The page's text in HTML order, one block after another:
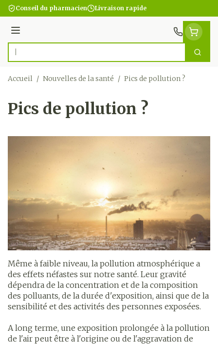
Aller au contenu
Conseil du pharmacien Livraison rapide
Menu
Rechercher
Accueil / Nouvelles de la santé / Pics de pollution ?
Pics de pollution ?
Même à faible niveau, la pollution atmosphérique a
des effets néfastes sur notre santé. Leur gravité
dépendra de la concentration et de la composition
des polluants, de la durée d'exposition, ainsi que de la
sensibilité et des activités des personnes exposées.
A long terme, une exposition prolongée à la pollution
de l'air peut être à l'origine ou de l'aggravation de